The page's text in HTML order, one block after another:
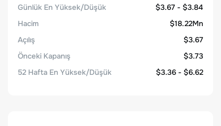
Günlük En Yüksek/Düşük
$3.67 - $3.84
Hacim
$18.22Mn
Açılış
$3.67
Önceki Kapanış
$3.73
52 Hafta En Yüksek/Düşük
$3.36 - $6.62